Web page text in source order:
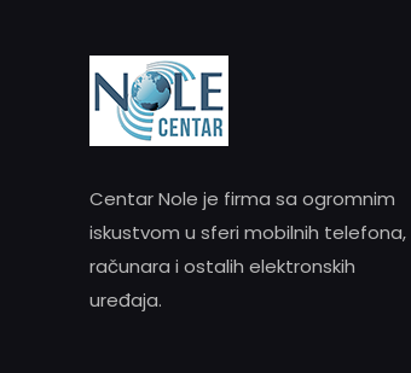
Centar Nole je firma sa ogromnim
iskustvom u sferi mobilnih telefona,
računara i ostalih elektronskih
uređaja.